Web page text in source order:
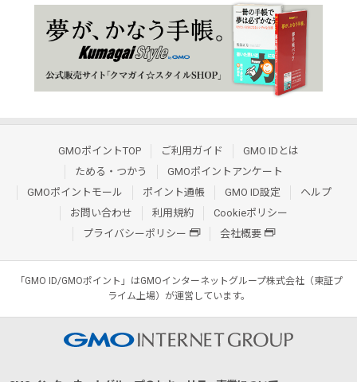
GMOポイントTOP ご利用ガイド
GMO IDとは
ためる・つかう
GMOポイントアンケート
GMOポイントモール
ポイント通帳 GMO ID設定
ヘルプ
お問い合わせ
利用規約
Cookieポリシー
プライバシーポリシー
会社概要
「GMO ID/GMOポイント」はGMOインターネットグループ株式会社（東証プ
ライム上場）が運営しています。